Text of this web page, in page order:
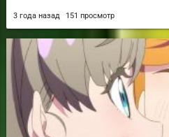
3 года назад 151 просмотр